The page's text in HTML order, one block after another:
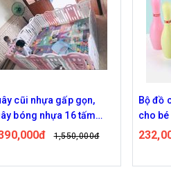
Bộ đồ chơi Bowling 19cm
cho bé
232,000đ 279,000đ